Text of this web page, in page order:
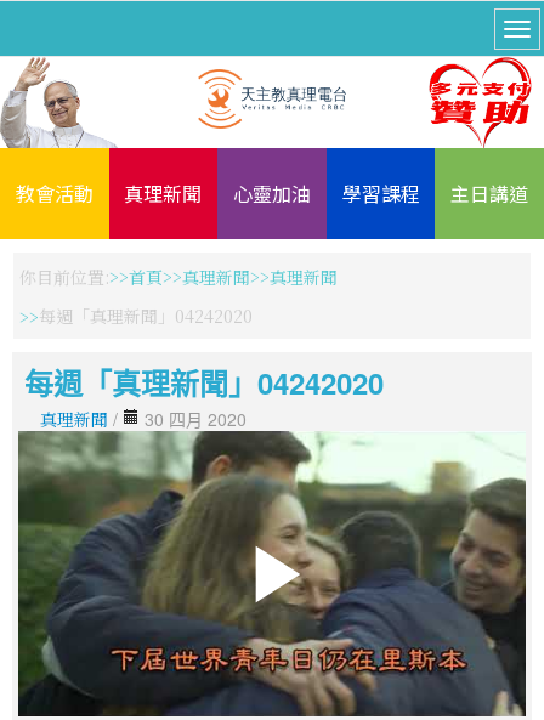
教會活動 真理新聞 心靈加油 學習課程 主日講道
你目前位置: 首頁 真理新聞
真理新聞
每週「真理新聞」04242020
每週「真理新聞」04242020
真理新聞 / 30 四月 2020